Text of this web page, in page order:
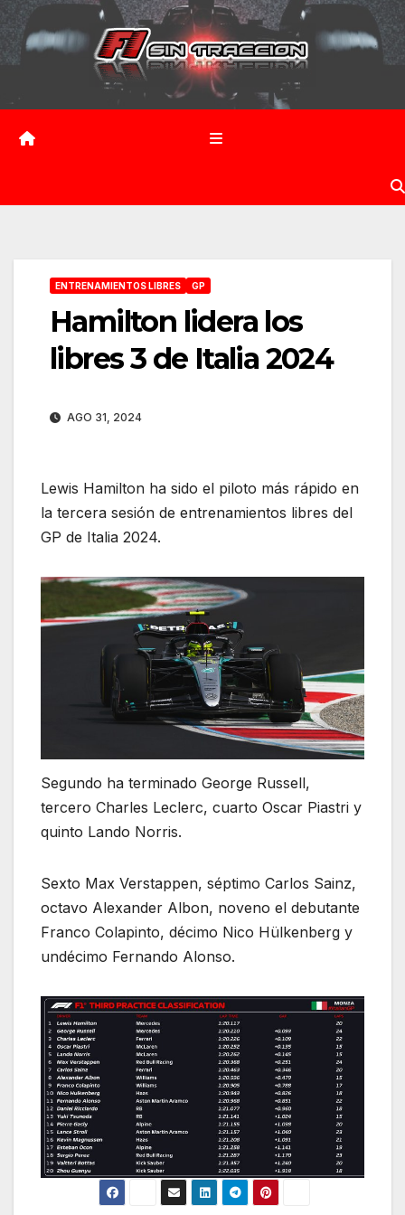
Saltar
contenido
ENTRENAMIENTOS LIBRES GP
Hamilton lidera los
libres 3 de Italia 2024
AGO 31, 2024
Lewis Hamilton ha sido el piloto más rápido en
la tercera sesión de entrenamientos libres del
GP de Italia 2024.
Segundo ha terminado George Russell,
tercero Charles Leclerc, cuarto Oscar Piastri y
quinto Lando Norris.
Sexto Max Verstappen, séptimo Carlos Sainz,
octavo Alexander Albon, noveno el debutante
Franco Colapinto, décimo Nico Hülkenberg y
undécimo Fernando Alonso.